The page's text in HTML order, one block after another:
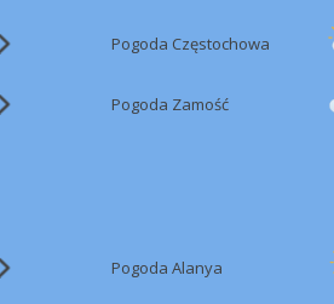
Pogoda Częstochowa
Pogoda Zamość
Pogoda Alanya